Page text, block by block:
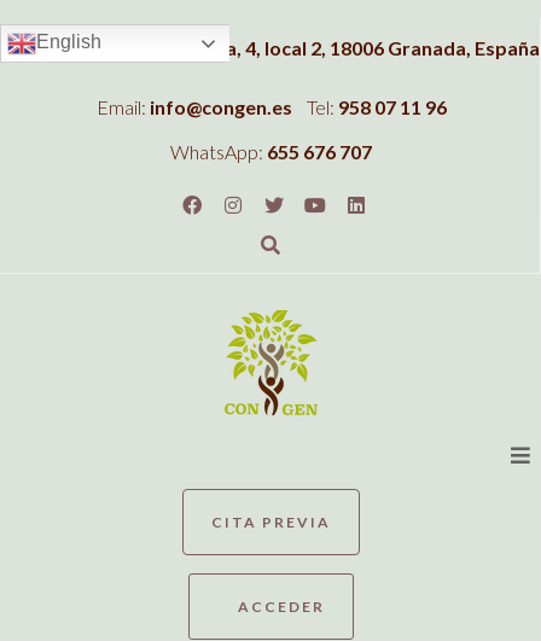
Dirección: C/Albahaca, 4, local 2, 18006 Granada, España
Email: info@congen.es Tel: 958 07 11 96
WhatsApp: 655 676 707
CITA PREVIA
ACCEDER
English